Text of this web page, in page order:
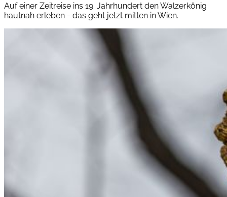
Auf einer Zeitreise ins 19. Jahrhundert den Walzerkönig
hautnah erleben - das geht jetzt mitten in Wien.